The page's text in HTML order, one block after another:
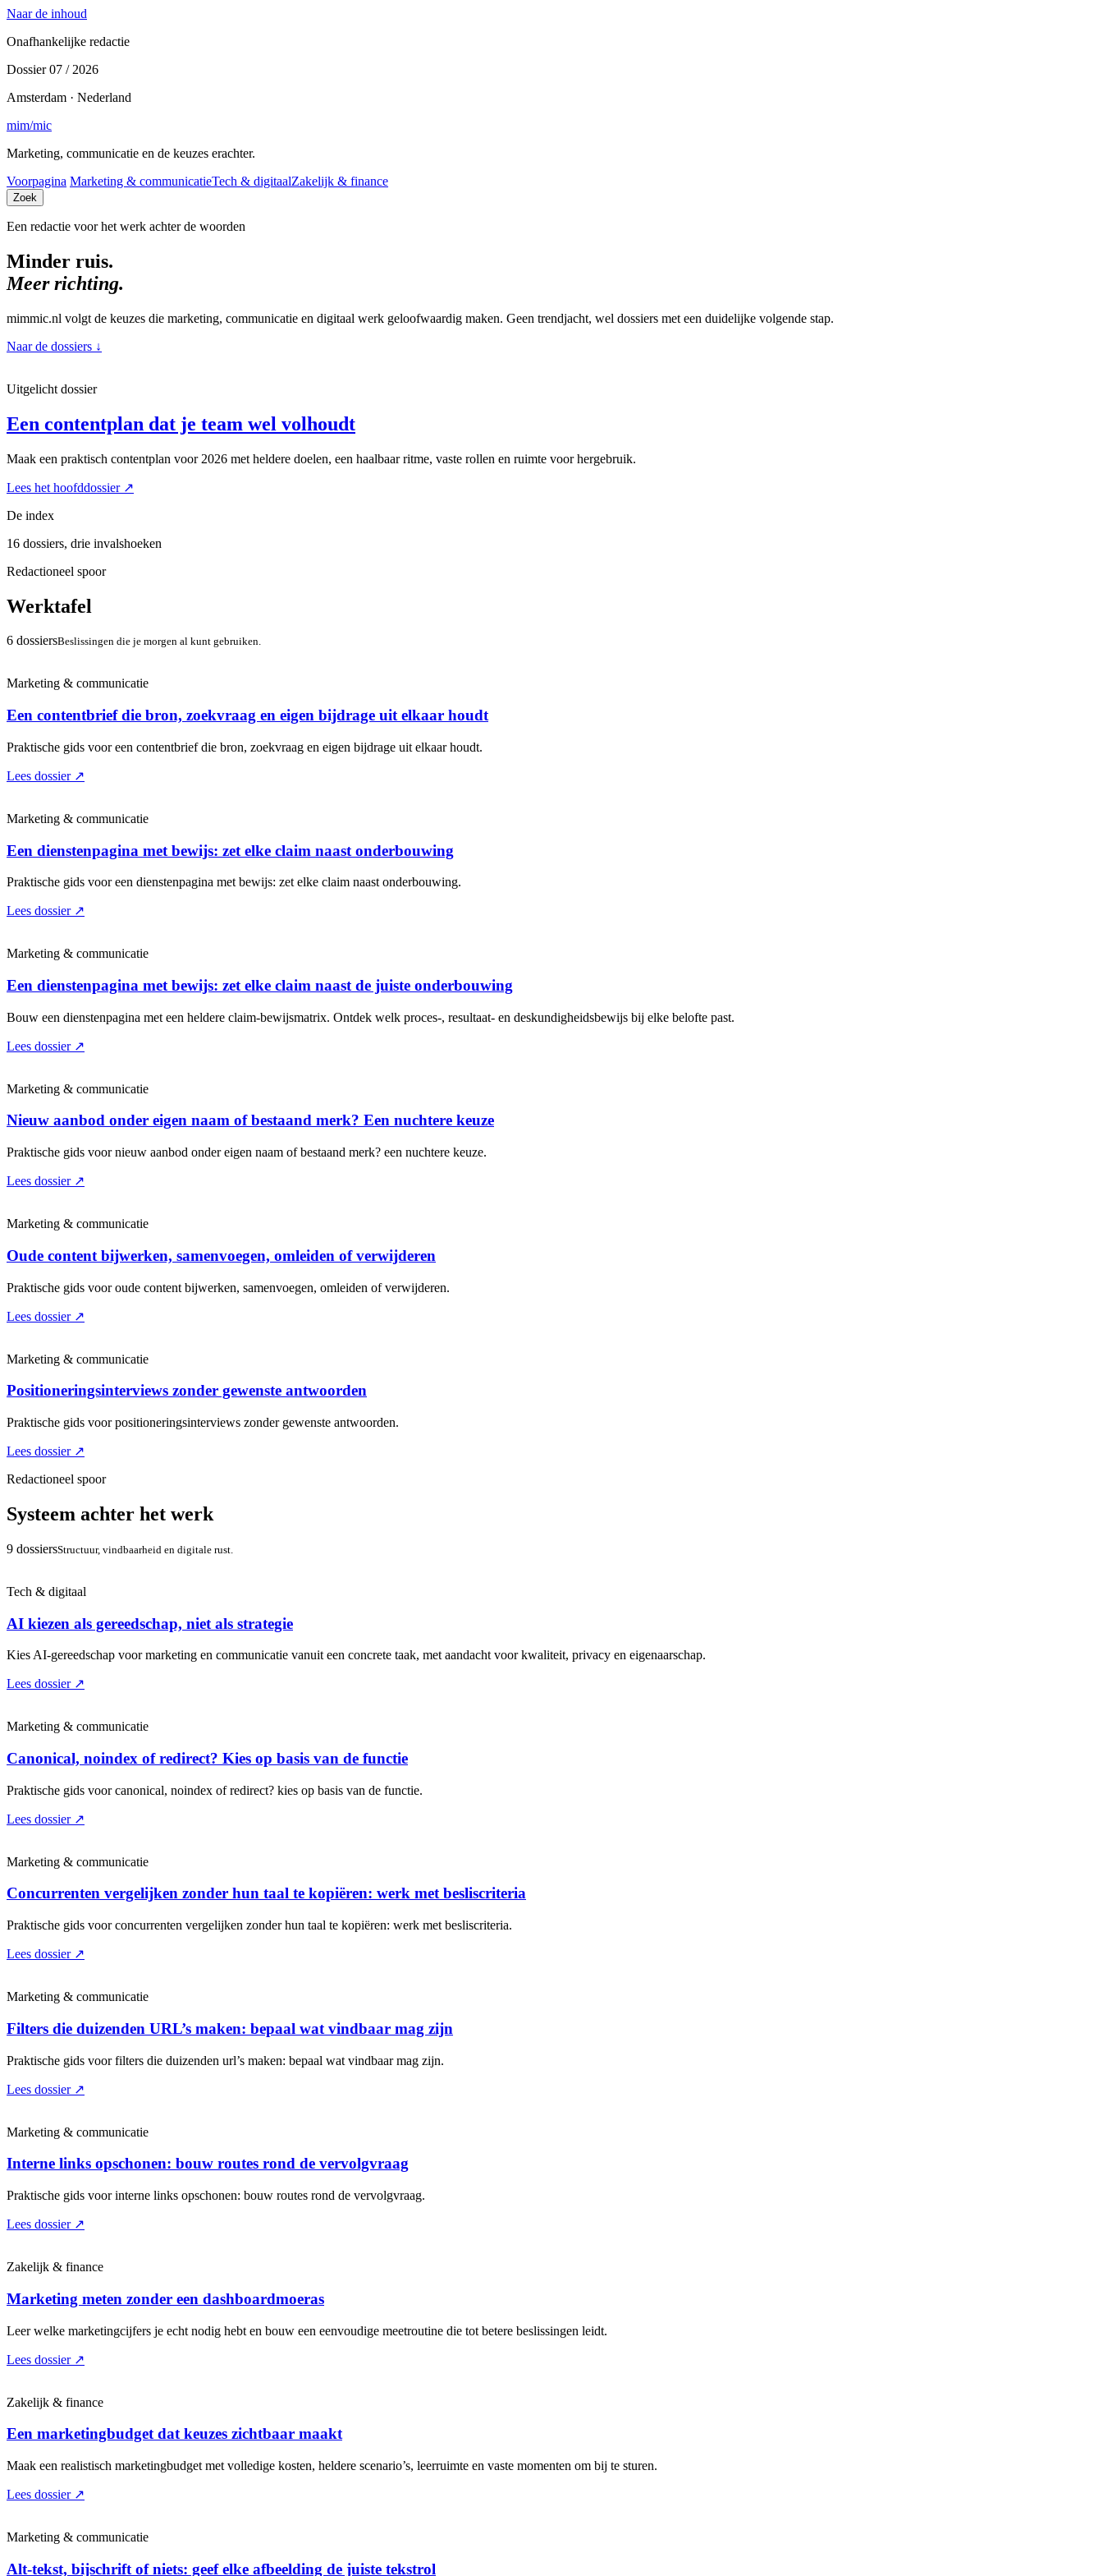
Naar de inhoud
Onafhankelijke redactie
Dossier 07 / 2026
Amsterdam · Nederland
mim/mic
Marketing, communicatie en de keuzes erachter.
Voorpagina Marketing & communicatieTech & digitaalZakelijk & finance
Zoek
Een redactie voor het werk achter de woorden
Minder ruis.
Meer richting.
mimmic.nl volgt de keuzes die marketing, communicatie en digitaal werk geloofwaardig maken. Geen trendjacht, wel dossiers met een duidelijke volgende stap.
Naar de dossiers ↓
Uitgelicht dossier
Een contentplan dat je team wel volhoudt
Maak een praktisch contentplan voor 2026 met heldere doelen, een haalbaar ritme, vaste rollen en ruimte voor hergebruik.
Lees het hoofddossier ↗
De index
16 dossiers, drie invalshoeken
Redactioneel spoor
Werktafel
6 dossiersBeslissingen die je morgen al kunt gebruiken.
Marketing & communicatie
Een contentbrief die bron, zoekvraag en eigen bijdrage uit elkaar houdt
Praktische gids voor een contentbrief die bron, zoekvraag en eigen bijdrage uit elkaar houdt.
Lees dossier ↗
Marketing & communicatie
Een dienstenpagina met bewijs: zet elke claim naast onderbouwing
Praktische gids voor een dienstenpagina met bewijs: zet elke claim naast onderbouwing.
Lees dossier ↗
Marketing & communicatie
Een dienstenpagina met bewijs: zet elke claim naast de juiste onderbouwing
Bouw een dienstenpagina met een heldere claim-bewijsmatrix. Ontdek welk proces-, resultaat- en deskundigheidsbewijs bij elke belofte past.
Lees dossier ↗
Marketing & communicatie
Nieuw aanbod onder eigen naam of bestaand merk? Een nuchtere keuze
Praktische gids voor nieuw aanbod onder eigen naam of bestaand merk? een nuchtere keuze.
Lees dossier ↗
Marketing & communicatie
Oude content bijwerken, samenvoegen, omleiden of verwijderen
Praktische gids voor oude content bijwerken, samenvoegen, omleiden of verwijderen.
Lees dossier ↗
Marketing & communicatie
Positioneringsinterviews zonder gewenste antwoorden
Praktische gids voor positioneringsinterviews zonder gewenste antwoorden.
Lees dossier ↗
Redactioneel spoor
Systeem achter het werk
9 dossiersStructuur, vindbaarheid en digitale rust.
Tech & digitaal
AI kiezen als gereedschap, niet als strategie
Kies AI-gereedschap voor marketing en communicatie vanuit een concrete taak, met aandacht voor kwaliteit, privacy en eigenaarschap.
Lees dossier ↗
Marketing & communicatie
Canonical, noindex of redirect? Kies op basis van de functie
Praktische gids voor canonical, noindex of redirect? kies op basis van de functie.
Lees dossier ↗
Marketing & communicatie
Concurrenten vergelijken zonder hun taal te kopiëren: werk met besliscriteria
Praktische gids voor concurrenten vergelijken zonder hun taal te kopiëren: werk met besliscriteria.
Lees dossier ↗
Marketing & communicatie
Filters die duizenden URL’s maken: bepaal wat vindbaar mag zijn
Praktische gids voor filters die duizenden url’s maken: bepaal wat vindbaar mag zijn.
Lees dossier ↗
Marketing & communicatie
Interne links opschonen: bouw routes rond de vervolgvraag
Praktische gids voor interne links opschonen: bouw routes rond de vervolgvraag.
Lees dossier ↗
Zakelijk & finance
Marketing meten zonder een dashboardmoeras
Leer welke marketingcijfers je echt nodig hebt en bouw een eenvoudige meetroutine die tot betere beslissingen leidt.
Lees dossier ↗
Zakelijk & finance
Een marketingbudget dat keuzes zichtbaar maakt
Maak een realistisch marketingbudget met volledige kosten, heldere scenario’s, leerruimte en vaste momenten om bij te sturen.
Lees dossier ↗
Marketing & communicatie
Alt-tekst, bijschrift of niets: geef elke afbeelding de juiste tekstrol